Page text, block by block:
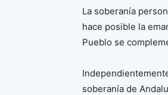
La soberanía
hace posible la
Pueblo se
soberanía de